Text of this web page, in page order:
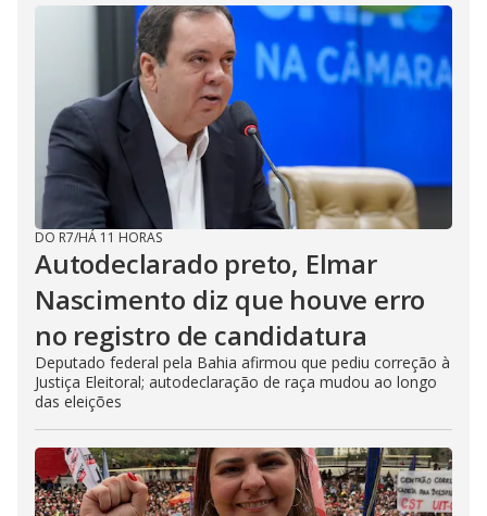
DO R7/HÁ 11 HORAS
Autodeclarado preto, Elmar
Nascimento diz que houve erro
no registro de candidatura
Deputado federal pela Bahia afirmou que pediu correção à
Justiça Eleitoral; autodeclaração de raça mudou ao longo
das eleições